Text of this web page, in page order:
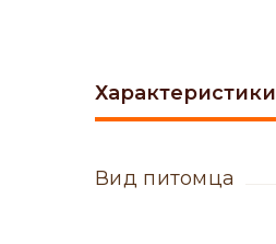
Характеристики
вид питомца